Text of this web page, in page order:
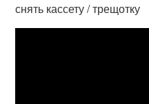
снять кассету / трещотку